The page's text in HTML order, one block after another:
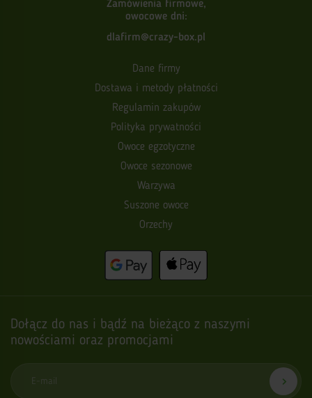
Zamówienia firmowe,
owocowe dni:
dlafirm@crazy-box.pl
Dane firmy
Dostawa i metody płatności
Regulamin zakupów
Polityka prywatności
Owoce egzotyczne
Owoce sezonowe
Warzywa
Suszone owoce
Orzechy
Dołącz do nas i bądź na bieżąco z naszymi
nowościami oraz promocjami
E-mail